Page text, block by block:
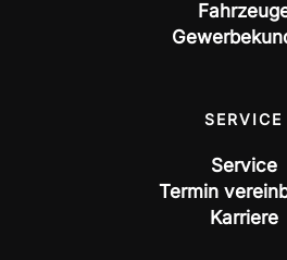
SERVICE
Service
Termin
Karriere